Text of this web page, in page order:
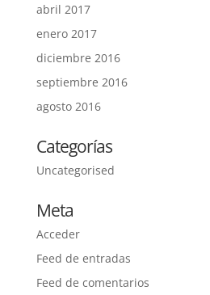
abril 2017
enero 2017
diciembre 2016
septiembre 2016
agosto 2016
Categorías
Uncategorised
Meta
Acceder
Feed de entradas
Feed de comentarios